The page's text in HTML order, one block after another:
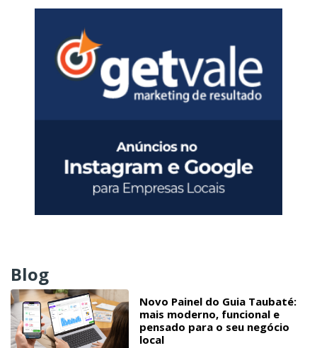
Blog
Novo Painel do Guia Taubaté:
mais moderno, funcional e
pensado para o seu negócio
local